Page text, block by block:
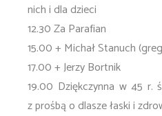
nich i dla dzieci
12.30 Za Parafian
15.00 + Michał Stanuch
17.00 + Jerzy Bortnik
19.00 Dziękczynna w 45 r.
z prośbą o dlasze łaski i